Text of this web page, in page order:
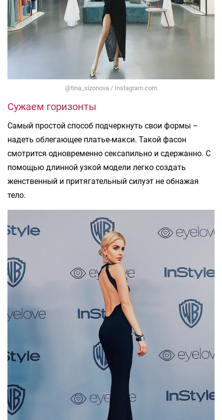
@tina_sizonova / Instagram.com
Сужаем горизонты
Самый простой способ подчеркнуть свои формы –
надеть облегающее платье-макси. Такой фасон
смотрится одновременно сексапильно и сдержанно. С
помощью длинной узкой модели легко создать
женственный и притягательный силуэт не обнажая
тело.